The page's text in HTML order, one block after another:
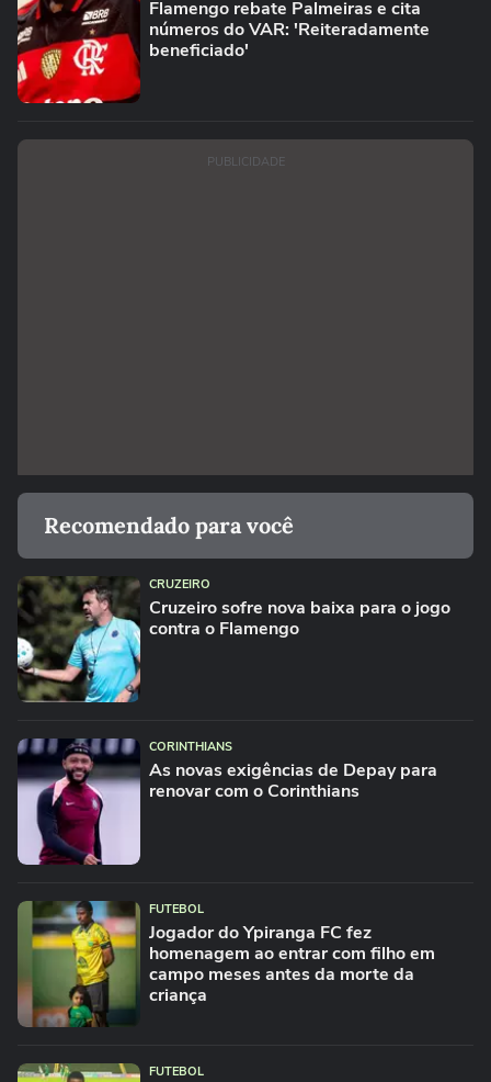
Flamengo rebate Palmeiras e cita
números do VAR: 'Reiteradamente
beneficiado'
PUBLICIDADE
Recomendado para você
CRUZEIRO
Cruzeiro sofre nova baixa para o jogo
contra o Flamengo
CORINTHIANS
As novas exigências de Depay para
renovar com o Corinthians
FUTEBOL
Jogador do Ypiranga FC fez
homenagem ao entrar com filho em
campo meses antes da morte da
criança
FUTEBOL